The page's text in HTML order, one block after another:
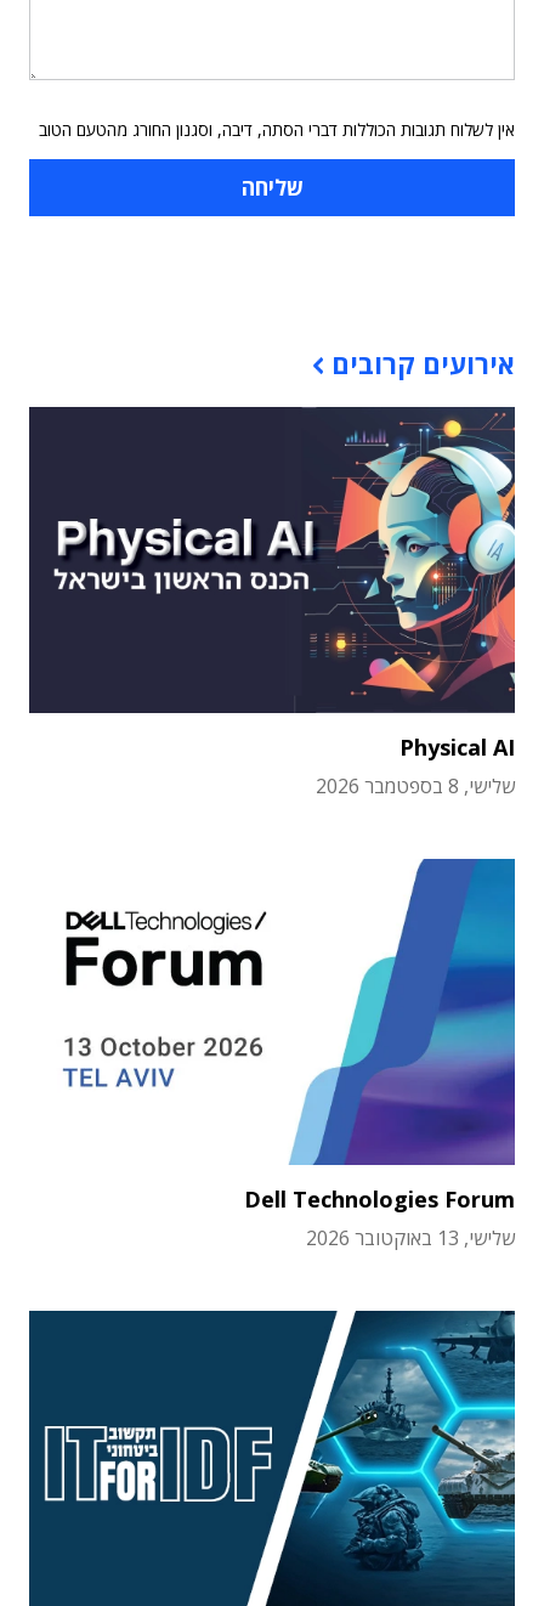
אין לשלוח תגובות הכוללות דברי הסתה, דיבה, וסגנון החורג מהטעם הטוב
אירועים קרובים
Physical AI
שלישי, 8 בספטמבר 2026
Dell Technologies Forum
שלישי, 13 באוקטובר 2026